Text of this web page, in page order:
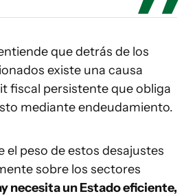
que detrás de los
existe una causa
fiscal persistente que obliga
mediante endeudamiento.
el peso de estos desajustes
sobre los sectores
necesita un Estado eficiente,